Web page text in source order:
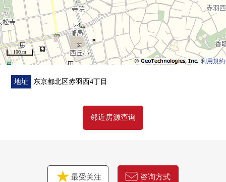
・2个地方厕所
・有舒适的1坪类型的浴室(有窗)
・有扶手的玄关空间，楼梯
■ 在找想要的家方面给予帮助的━━━━━・・・
房源的详细、需讨论是如有意向，请跟我们联系。
利用規約
100 m
地址 东京都北区赤羽西4丁目
邻近房源查询
最受关注 咨询方式